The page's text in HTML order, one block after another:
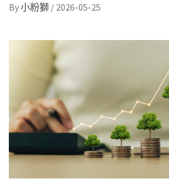
By小粉獅 / 2026-05-25